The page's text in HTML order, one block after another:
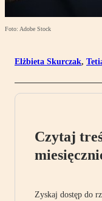
Foto: Adobe Stock
Elżbieta Skurczak,
Czytaj
Zyskaj dostęp do